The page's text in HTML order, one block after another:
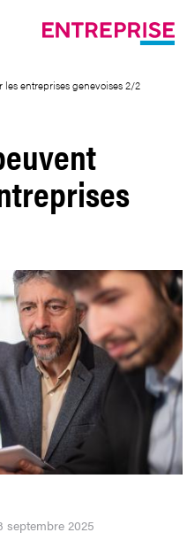
entreprises genevoises 2/2
septembre 2025